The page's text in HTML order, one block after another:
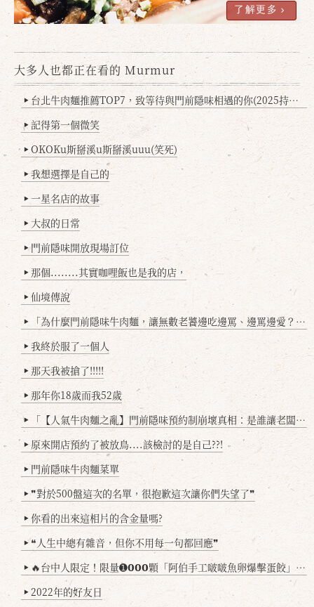
了解更多
大多人也都正在看的 Murmur
▶ 台北牛肉麵推薦TOP7，致等待與門前隱味相遇的你(2025持續更新
▶ 記得第一個微笑
▶ OKOKu斯掰溪u斯掰溪uuu(笑死)
▶ 我想選擇是自己的
▶ 一星名店的故事
▶ 大叔的日常
▶ 門前隱味開放現場訂位
▶ 那個........其實咖哩飯也是我的店，
▶ 仙境傳說
▶ 「為什麼門前隱味牛肉麵，讓無數老饕邊吃邊罵、邊罵邊愛？小辣雞揭密！」
▶ 我終於服了一個人
▶ 那天我被搶了!!!!!
▶ 那年你18歲而我52歲
▶ 「【人氣牛肉麵之亂】門前隱味預約制崩壞真相：是誰讓老闆心灰意冷？」
▶ 原來開店預約了被放鳥....該檢討的是自己??!
▶ 門前隱味牛肉麵菜單
▶ ❞對於500盤這次的名單，很抱歉這次讓你們失望了❞
▶ 你看的出來這相片的含金量嗎?
▶ ❝人生中總有雜音，但你不用每一句都回應❞
▶ 🔥台中人限定！限量➊𝟬𝟬𝟬顆「阿伯手工啵啵魚卵爆擊蛋餃」台北已被搶爆2萬顆，最後名額門前隱味只留給你！🥟💥
▶ 2022年的好友日